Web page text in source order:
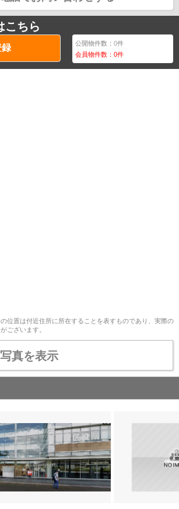
こちら
公開物件数：0件
会員物件数：0件
位置は付近住所に所在することを表すものであり、実際の
ございます。
真を表示